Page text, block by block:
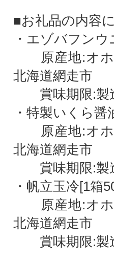
■お礼品の内容
・エゾバフン
原産地:オホ
北海道網走市
賞味期限:製
・特製いくら醤
原産地:オホ
北海道網走市
賞味期限:製
・帆立玉冷[1箱
原産地:オホ
北海道網走市
賞味期限:製